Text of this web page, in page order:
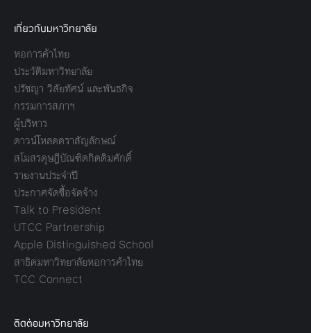
เกี่ยวกับมหาวิทยาลัย
หอการค้าไทย
ประวัติมหาวิทยาลัย
ปรัชญา วิสัยทัศน์ และพันธกิจ
กรรมการสภาฯ
ผู้บริหาร
ดาวน์โหลดตราสัญลักษณ์
สโมสรดุษฎีบัณฑิตกิตติมศักดิ์
รายงานประจำปี
ประกาศจัดซื้อจัดจ้าง
Talk to President
UTCC Partnership
Apple Distinguished School
สาธิตมหาวิทยาลัยหอการค้าไทย
TCC Connect
ติดต่อมหาวิทยาลัย